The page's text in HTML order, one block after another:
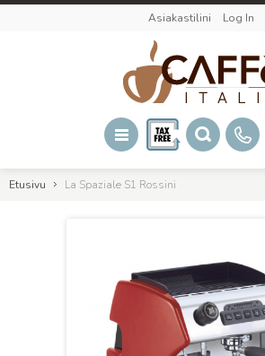
Asiakastilini Log In
Etusivu La Spaziale S1 Rossini